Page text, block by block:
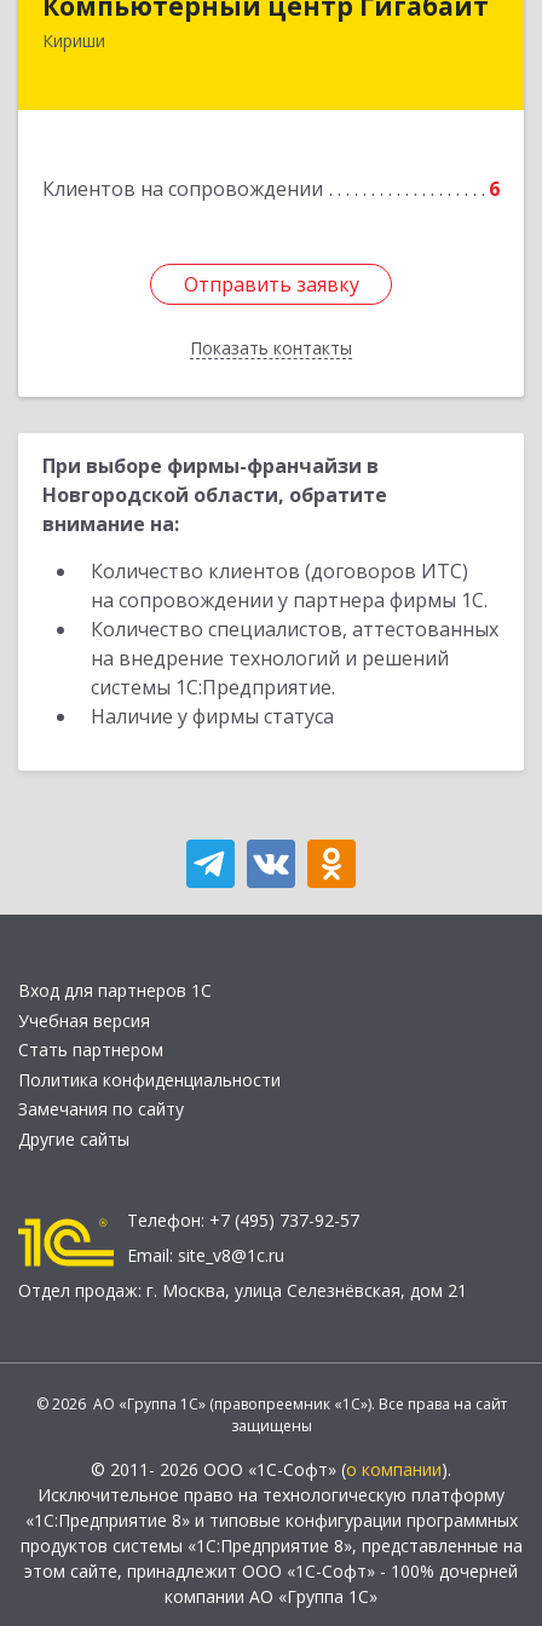
Кириши
Клиентов на сопровождении 6
Отправить заявку
Показать контакты
187110, Ленинградская обл, Кириши г,
Подробнее
Отправить заявку
Назад
При выборе фирмы-франчайзи в
Новгородской области, обратите
внимание на:
Количество клиентов (договоров ИТС)
на сопровождении у партнера фирмы 1С.
Количество специалистов, аттестованных
на внедрение технологий и решений
системы 1С:Предприятие.
Наличие у фирмы статуса
Вход для партнеров 1С
Учебная версия
Стать партнером
Политика конфиденциальности
Замечания по сайту
Другие сайты
Телефон: +7 (495) 737-92-57
Email: site_v8@1c.ru
Отдел продаж: г. Москва, улица Селезнёвская, дом 21
© 2026 АО «Группа 1С» (правопреемник «1С»). Все права на сайт
защищены
© 2011- 2026 ООО «1С-Софт» (о компании).
Исключительное право на технологическую платформу
«1С:Предприятие 8» и типовые конфигурации программных
продуктов системы «1С:Предприятие 8», представленные на
этом сайте, принадлежит ООО «1С-Софт» - 100% дочерней
компании АО «Группа 1С»